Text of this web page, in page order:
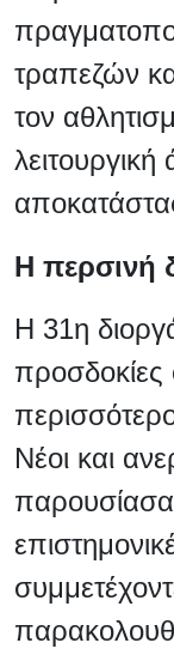
τραπεζών
τον
Η περσινή
Η 31η
προσδοκίες
Νέοι και